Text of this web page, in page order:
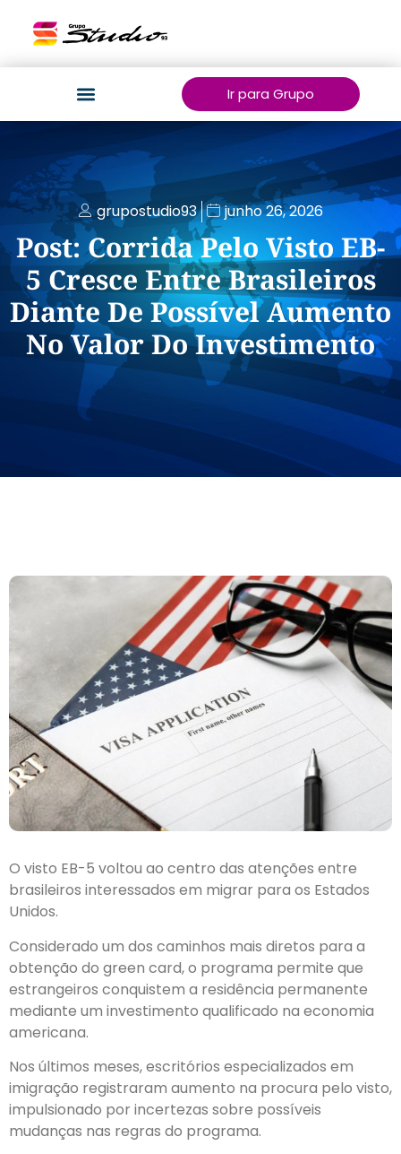
Ir para Grupo
grupostudio93 junho 26, 2026
Post: Corrida Pelo Visto EB-
5 Cresce Entre Brasileiros
Diante De Possível Aumento
No Valor Do Investimento
O visto EB-5 voltou ao centro das atenções entre
brasileiros interessados em migrar para os Estados
Unidos.
Considerado um dos caminhos mais diretos para a
obtenção do green card, o programa permite que
estrangeiros conquistem a residência permanente
mediante um investimento qualificado na economia
americana.
Nos últimos meses, escritórios especializados em
imigração registraram aumento na procura pelo visto,
impulsionado por incertezas sobre possíveis
mudanças nas regras do programa.